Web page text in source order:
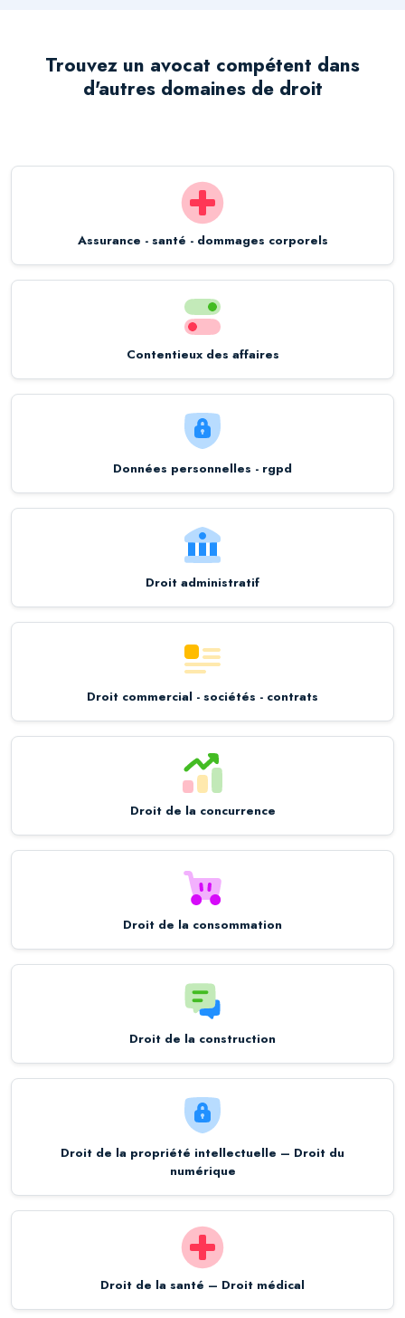
Trouvez un avocat compétent dans
d'autres domaines de droit
Assurance - santé - dommages corporels
Contentieux des affaires
Données personnelles - rgpd
Droit administratif
Droit commercial - sociétés - contrats
Droit de la concurrence
Droit de la consommation
Droit de la construction
Droit de la propriété intellectuelle – Droit du
numérique
Droit de la santé – Droit médical